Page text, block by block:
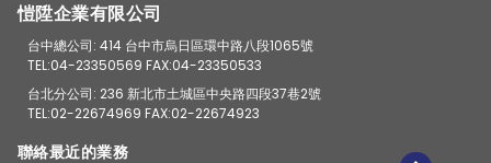
愷陞企業有限公司
台中總公司: 414 台中市烏日區環中路八段1065號
TEL:04-23350569 FAX:04-23350533
台北分公司: 236 新北市土城區中央路四段37巷2號
TEL:02-22674969 FAX:02-22674923
聯絡最近的業務